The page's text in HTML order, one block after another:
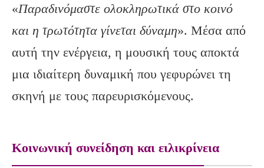
«Παραδινόμαστε ολοκληρωτικά στο κοινό
και η τρωτότητα γίνεται δύναμη». Μέσα από
αυτή την ενέργεια, η μουσική τους αποκτά
μια ιδιαίτερη δυναμική που γεφυρώνει τη
σκηνή με τους παρευρισκόμενους.
Κοινωνική συνείδηση και ειλικρίνεια